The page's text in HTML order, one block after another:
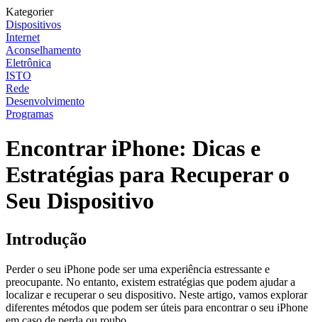
Kategorier
Dispositivos
Internet
Aconselhamento
Eletrônica
ISTO
Rede
Desenvolvimento
Programas
Encontrar iPhone: Dicas e
Estratégias para Recuperar o
Seu Dispositivo
Introdução
Perder o seu iPhone pode ser uma experiência estressante e
preocupante. No entanto, existem estratégias que podem ajudar a
localizar e recuperar o seu dispositivo. Neste artigo, vamos explorar
diferentes métodos que podem ser úteis para encontrar o seu iPhone